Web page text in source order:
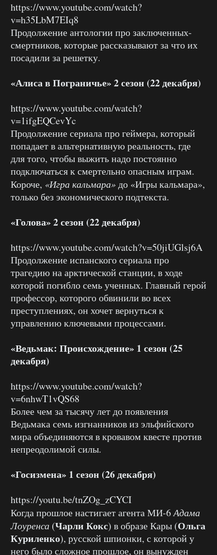
https://www.youtube.com/watch?
v=h35LbM7EIq8
Продолжение антологии про заключенных-
смертников, которые рассказывают за что их
посадили за решетку.
«Алиса в Пограничье» 2 сезон (22 декабря)
https://www.youtube.com/watch?
v=1ifgEQCevYc
Продолжение сериала про геймера, который
попадает в альтернативную реальность, где
для того, чтобы выжить надо постоянно
подключаться к смертельно опасным играм.
Короче, «Игра кальмара»до «Игры кальмара»,
только без экономического подтекста.
«Голова» 2 сезон (22 декабря)
https://www.youtube.com/watch?v=50jiUGlsj6A
Продолжение испанского сериала про
трагедию на арктической станции, в ходе
которой погибло семь ученных. Главный герой
профессор, которого обвинили во всех
преступлениях, он хочет вернуться к
управлению ключевыми процессами.
«Ведьмак: Происхождение» 1 сезон (25
декабря)
https://www.youtube.com/watch?
v=6nhwT1vQS68
Более чем за тысячу лет до появления
Ведьмака семь изгнанников из эльфийского
мира объединяются в кровавом квесте против
непреодолимой силы.
«Госизмена» 1 сезон (26 декабря)
https://youtu.be/tnZOg_zCYCI
Когда прошлое настигает агента МИ-6Адама
Лоуренса (Чарли Кокс) в образе Кары (Ольга
Куриленко), русской шпионки, с которой у
него было сложное прошлое, он вынужден